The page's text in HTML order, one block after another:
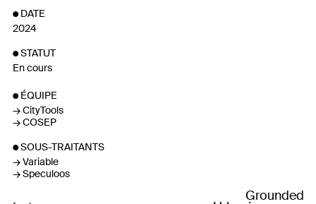
DATE
2024
STATUT
En cours
ÉQUIPE
CityTools
COSEP
SOUS-TRAITANTS
Variable
Speculoos
Grounded